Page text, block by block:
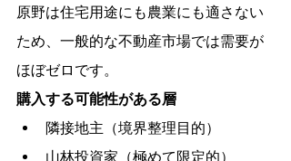
原野は住宅用途にも農業にも適さない
ため、一般的な不動産市場では需要が
ほぼゼロです。
購入する可能性がある層
隣接地主（境界整理目的）
山林投資家（極めて限定的）